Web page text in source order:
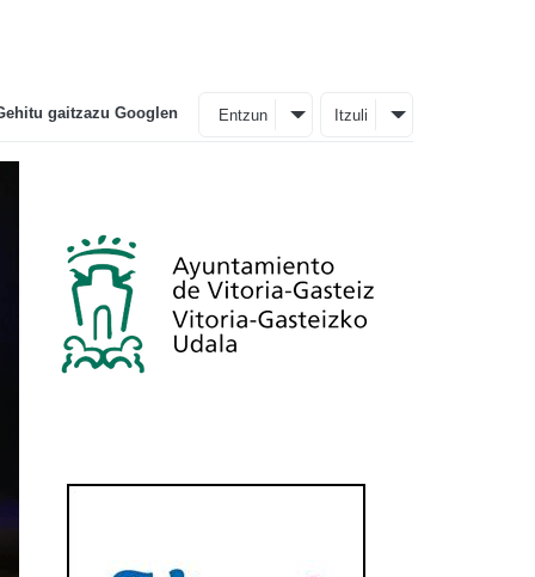
gaitzazu Googlen Entzun Itzuli